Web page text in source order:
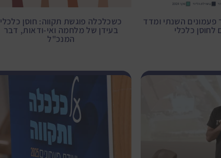
סקר פעמונים השנתי ומדד
לחוסן כלכלי
כשכלכלה פוגשת תקווה: חוסן כלכלי
בעידן של מלחמה ואי-ודאות, דבר
המנכ"ל